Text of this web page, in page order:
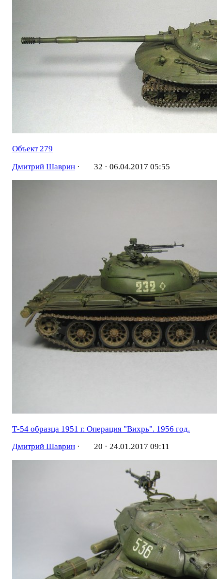
Объект 279
Дмитрий Шаврин· 32 · 06.04.2017 05:55
Т-54 образца 1951 г. Операция "Вихрь". 1956 год.
Дмитрий Шаврин· 20 · 24.01.2017 09:11